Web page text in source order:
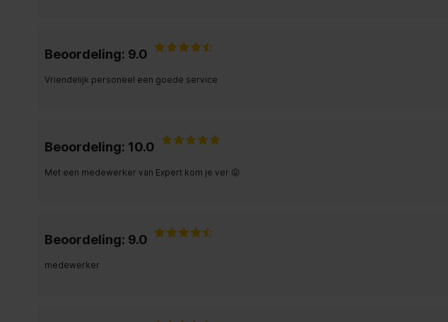
Beoordeling: 9.0
Vriendelijk personeel een goede service
Beoordeling: 10.0
Met een medewerker van Expert kom je ver 😜
Beoordeling: 9.0
medewerker